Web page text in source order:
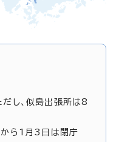
し、似島出張所は8
ら1月3日は閉庁